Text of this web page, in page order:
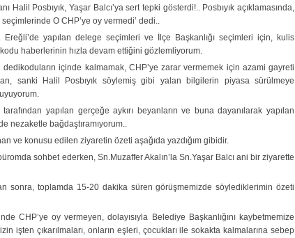
Halil Posbıyık, Yaşar Balcı’ya sert tepki gösterdi!.. Posbıyık açıklamasında,
O CHP’ye oy vermedi’ dedi..
yapılan delege seçimleri ve İlçe Başkanlığı seçimleri için, kulis
haberlerinin hızla devam ettiğini gözlemliyorum.
içinde kalmamak, CHP’ye zarar vermemek için azami gayreti
sanki Halil Posbıyık söylemiş gibi yalan bilgilerin piyasa sürülmeye
yapılan gerçeğe aykırı beyanların ve buna dayanılarak yapılan
nezaketle bağdaştıramıyorum..
ve konusu edilen ziyaretin özeti aşağıda yazdığım gibidir.
sohbet ederken, Sn.Muzaffer Akalın’la Sn.Yaşar Balcı ani bir ziyarette
sonra, toplamda 15-20 dakika süren görüşmemizde söylediklerimin özeti
CHP’ye oy vermeyen, dolayısıyla Belediye Başkanlığını kaybetmemize
işten çıkarılmaları, onların eşleri, çocukları ile sokakta kalmalarına sebep